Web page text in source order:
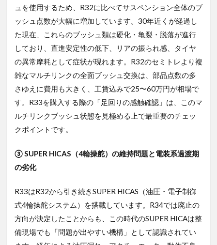
ュを使用するため、R32に比べてサスペンション全体のブ
ッシュ点数が大幅に増加しています。30年近くが経過し
た現在、これらのブッシュ類は硬化・亀裂・脱落が進行
しており、直進安定性の低下、リアの振られ感、タイヤ
の異常摩耗として症状が現れます。R32のセミトレより複
雑なマルチリンクの全面ブッシュ交換は、部品点数の多
さゆえに費用も大きく、工賃込みで25〜60万円が相場で
す。R33を購入する際の「足回りの感触確認」は、このマ
ルチリンクブッシュ状態を見極める上で最重要のチェッ
クポイントです。
③ SUPER HICAS（4輪操舵）の維持問題と電装系過渡期
の劣化
R33はR32から引き続きSUPER HICAS（油圧・電子制御
式4輪操舵システム）を搭載しています。R34では廃止の
方向が決定したことからも、この時代のSUPER HICAは整
備現場でも「問題が出やすい機構」として認識されてい